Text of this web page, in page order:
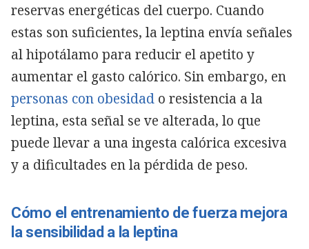
reservas energéticas del cuerpo. Cuando
estas son suficientes, la leptina envía señales
al hipotálamo para reducir el apetito y
aumentar el gasto calórico. Sin embargo, en
personas con obesidad o resistencia a la
leptina, esta señal se ve alterada, lo que
puede llevar a una ingesta calórica excesiva
y a dificultades en la pérdida de peso.
Cómo el entrenamiento de fuerza mejora
la sensibilidad a la leptina